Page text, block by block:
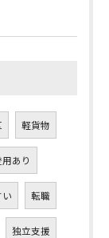
軽貨物
あり
転職
独立支援